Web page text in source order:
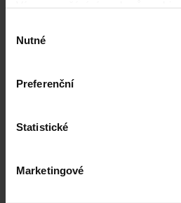
souhlasu
Nutné
Preferenční
Statistické
Marketingové
Domů/ Vlastnost produktu: Iniciálka / R